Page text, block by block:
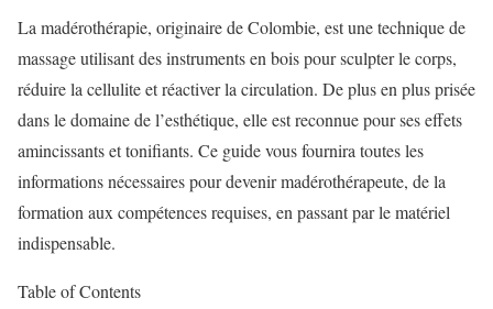
La madérothérapie, originaire de Colombie, est une technique de
massage utilisant des instruments en bois pour sculpter le corps,
réduire la cellulite et réactiver la circulation. De plus en plus prisée
dans le domaine de l’esthétique, elle est reconnue pour ses effets
amincissants et tonifiants. Ce guide vous fournira toutes les
informations nécessaires pour devenir madérothérapeute, de la
formation aux compétences requises, en passant par le matériel
indispensable.
Table of Contents